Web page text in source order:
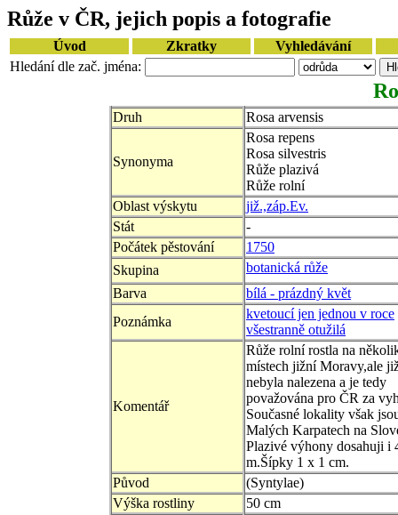
Růže v ČR, jejich popis a fotografie
Úvod Zkratky
Vyhledávání
Hledání dle zač. jména:
Druh Rosa arvensis
Synonyma
Rosa repens
Rosa silvestris
Růže plazivá
Růže rolní
Oblast výskytu
již.,záp.Ev.
Stát
-
Počátek pěstování
1750
Skupina
botanická růže
Barva
bílá - prázdný květ
Poznámka
kvetoucí jen jednou v roce
všestranně otužilá
Komentář
Růže rolní rostla na
místech jižní Moravy,ale
nebyla nalezena a je tedy
považována pro ČR za
Současné lokality však
Malých Karpatech na
Plazivé výhony dosahuji i
m.Šípky 1 x 1 cm.
Původ
(Syntylae)
Výška rostliny
50 cm